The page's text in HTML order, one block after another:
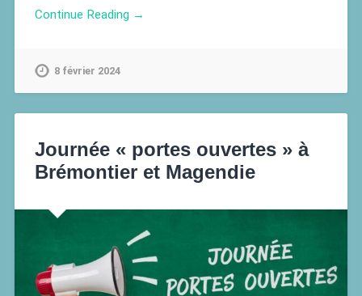
Continue Reading →
8 février 2024
Journée « portes ouvertes » à
Brémontier et Magendie